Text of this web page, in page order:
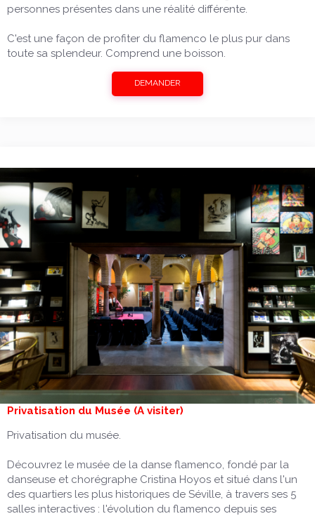
personnes présentes dans une réalité différente.
C'est une façon de profiter du flamenco le plus pur dans
toute sa splendeur. Comprend une boisson.
DEMANDER
Privatisation du Musée (A visiter)
Privatisation du musée.
Découvrez le musée de la danse flamenco, fondé par la
danseuse et chorégraphe Cristina Hoyos et situé dans l'un
des quartiers les plus historiques de Séville, à travers ses 5
salles interactives : l'évolution du flamenco depuis ses